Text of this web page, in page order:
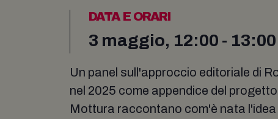
DATA E ORARI
3 maggio, 12:00 - 13:00
Un panel sull'approccio editoriale di
nel 2025 come appendice del
Mottura raccontano com'è nata